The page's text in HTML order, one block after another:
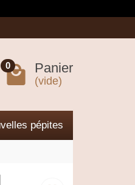
0 Panier
(vide)
pépites